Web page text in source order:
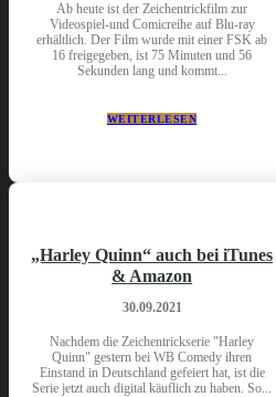
Ab heute ist der Zeichentrickfilm zur
Videospiel-und Comicreihe auf Blu-ray
erhältlich. Der Film wurde mit einer FSK ab
16 freigegeben, ist 75 Minuten und 56
Sekunden lang und kommt...
WEITERLESEN
„Harley Quinn“ auch bei iTunes
& Amazon
30.09.2021
Nachdem die Zeichentrickserie "Harley
Quinn" gestern bei WB Comedy ihren
Einstand in Deutschland gefeiert hat, ist die
Serie jetzt auch digital käuflich zu haben. So...